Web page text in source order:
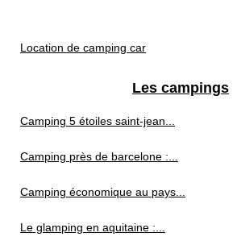
Location de camping car
Les campings
Camping 5 étoiles saint-jean...
Camping près de barcelone :...
Camping économique au pays...
Le glamping en aquitaine :...